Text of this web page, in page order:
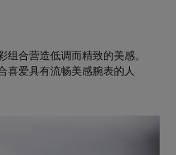
合营造低调而精致的美感。
喜爱具有流畅美感腕表的人